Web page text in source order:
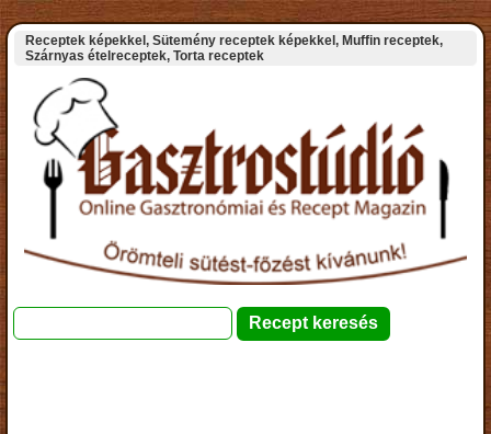
Receptek képekkel, Sütemény receptek képekkel, Muffin receptek,
Szárnyas ételreceptek, Torta receptek